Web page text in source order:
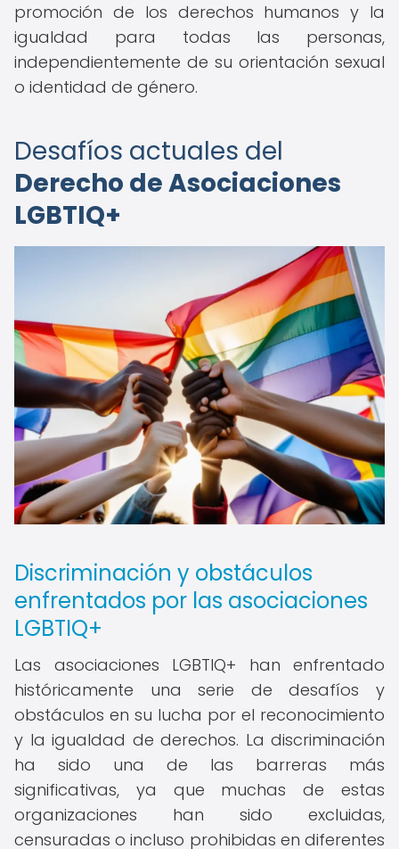
promoción de los derechos humanos y la
igualdad para todas las personas,
independientemente de su orientación sexual
o identidad de género.
Desafíos actuales del
Derecho de Asociaciones
LGBTIQ+
Discriminación y obstáculos
enfrentados por las asociaciones
LGBTIQ+
Las asociaciones LGBTIQ+ han enfrentado
históricamente una serie de desafíos y
obstáculos en su lucha por el reconocimiento
y la igualdad de derechos. La discriminación
ha sido una de las barreras más
significativas, ya que muchas de estas
organizaciones han sido excluidas,
censuradas o incluso prohibidas en diferentes